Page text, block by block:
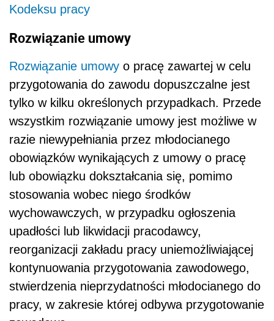
Kodeksu pracy
Rozwiązanie umowy
Rozwiązanie umowy o pracę zawartej w celu
przygotowania do zawodu dopuszczalne jest
tylko w kilku określonych przypadkach. Przede
wszystkim rozwiązanie umowy jest możliwe w
razie niewypełniania przez młodocianego
obowiązków wynikających z umowy o pracę
lub obowiązku dokształcania się, pomimo
stosowania wobec niego środków
wychowawczych, w przypadku ogłoszenia
upadłości lub likwidacji pracodawcy,
reorganizacji zakładu pracy uniemożliwiającej
kontynuowania przygotowania zawodowego,
stwierdzenia nieprzydatności młodocianego do
pracy, w zakresie której odbywa przygotowanie